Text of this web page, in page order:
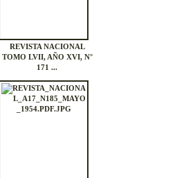
REVISTA NACIONAL
TOMO LVII, AÑO XVI, N°
171 ...